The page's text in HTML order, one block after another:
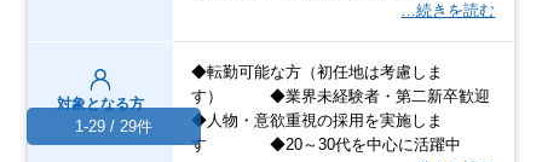
…続きを読む
対象となる方
◆転勤可能な方（初任地は考慮しま
す） ◆業界未経験者・第二新卒歓迎
◆人物・意欲重視の採用を実施しま
す ◆20～30代を中心に活躍中
1-29 / 29件